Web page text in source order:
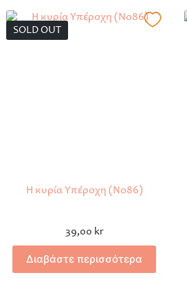
SOLD OUT
Η κυρία Υπέροχη (No86)
39,00 kr
Διαβάστε περισσότερα